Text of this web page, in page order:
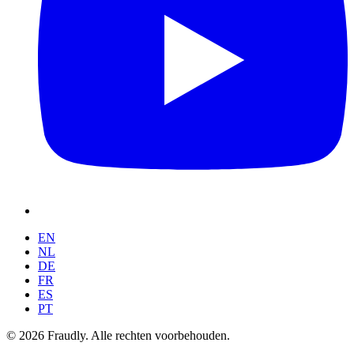
EN
NL
DE
FR
ES
PT
© 2026 Fraudly. Alle rechten voorbehouden.